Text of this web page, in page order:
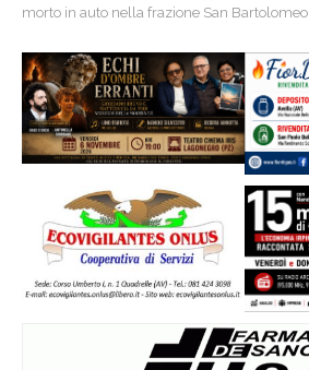
morto in auto nella frazione San Bartolomeo